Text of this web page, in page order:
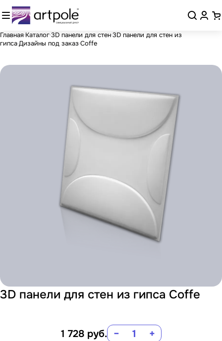
Главная Каталог3D панели для стен3D панели для стен из
гипса Дизайны под заказ Coffe
3D панели для стен из гипса Coffe
1 728 руб. − +